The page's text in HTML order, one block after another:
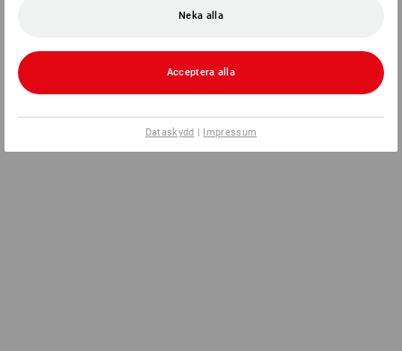
Neka alla
Acceptera alla
Dataskydd | Impressum